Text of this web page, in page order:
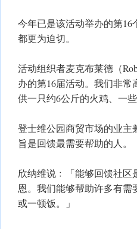
今年已是该活动举办的第
都更为迫切。
活动组织者麦克布莱德（
办的第16届活动。我们非
供一只约6公斤的火鸡、一
登士维公园商贸市场的业主
旨是回馈最需要帮助的人。
欣纳维说﹕「能够回馈社
恩。我们能够帮助许多有
或一顿饭。」